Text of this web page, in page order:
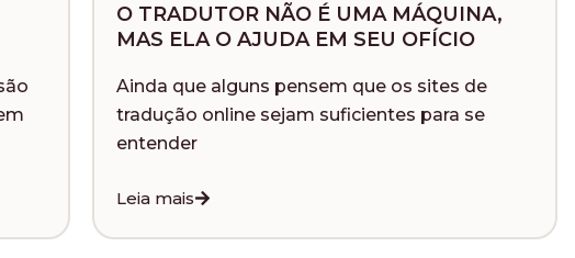
O TRADUTOR NÃO É UMA MÁQUINA,
MAS ELA O AJUDA EM SEU OFÍCIO
Ainda que alguns pensem que os sites de
tradução online sejam suficientes para se
entender
Leia mais